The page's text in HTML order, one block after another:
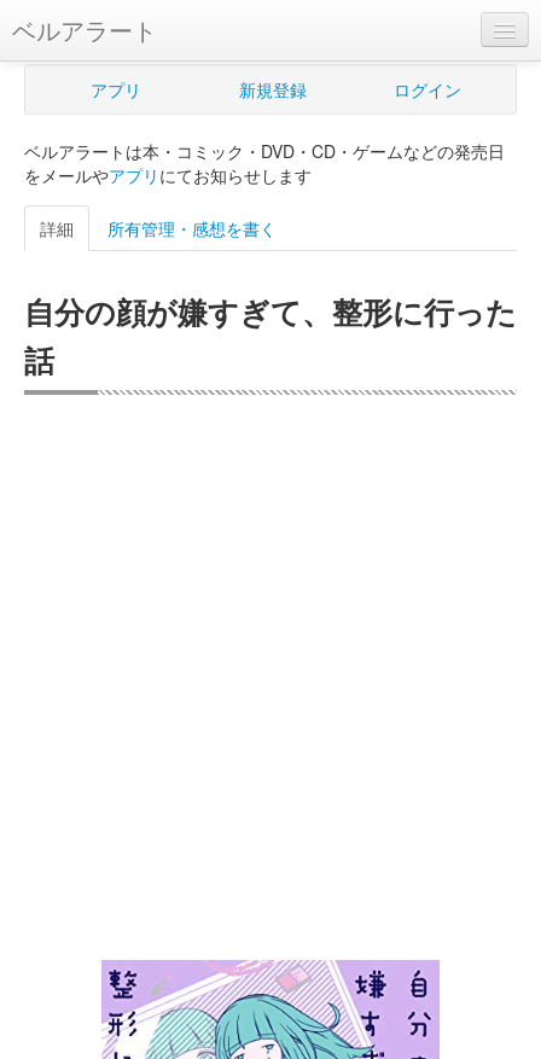
ベルアラート
ベルアラートとは
新規登録
ログイン
購入管理
Myシェルフ
アプリ 新規登録 ログイン
ベルアラートは本・コミック・DVD・CD・ゲームなどの発売日
をメールやアプリ にてお知らせします
詳細 所有管理・感想を書く
自分の顔が嫌すぎて、整形に行った
話